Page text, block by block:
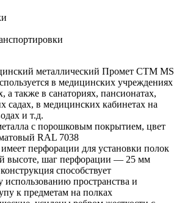
металлический Промет СТМ MS
в медицинских учреждениях
а также в санаториях, пансионатах,
садах, в медицинских кабинетах на
и т.д.
с порошковым покрытием, цвет
RAL 7038
перфорации для установки полок
высоте, шаг перфорации — 25 мм
способствует
использованию пространства и
к предметам на полках